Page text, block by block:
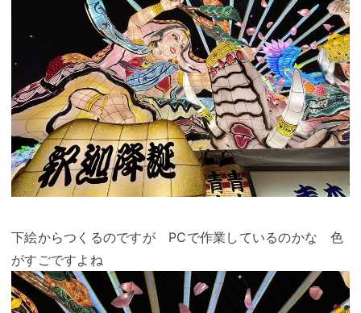
下絵からつくるのですが PCで作業しているのかな 色
がすごですよね